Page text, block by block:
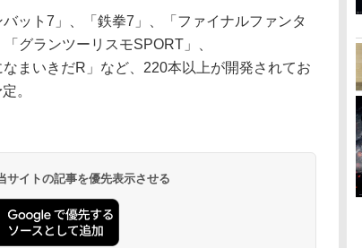
ット7」、「鉄拳7」、「ファイナルファンタ
グランツーリスモSPORT」、
なまいきだR」など、220本以上が開発されてお
。
サイトの記事を優先表示させる